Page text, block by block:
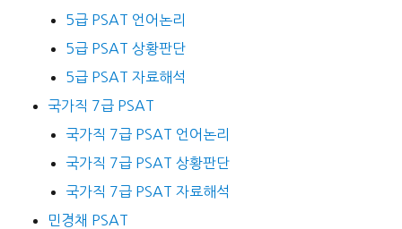
5급 PSAT 언어논리
5급 PSAT 상황판단
5급 PSAT 자료해석
국가직 7급 PSAT
국가직 7급 PSAT 언어논리
국가직 7급 PSAT 상황판단
국가직 7급 PSAT 자료해석
민경채 PSAT